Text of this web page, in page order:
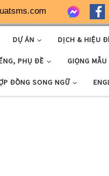
DỰ ÁN DỊCH & HIỆU
PHỤ ĐỀ GIỌNG MẪU
ĐỒNG SONG NGỮ